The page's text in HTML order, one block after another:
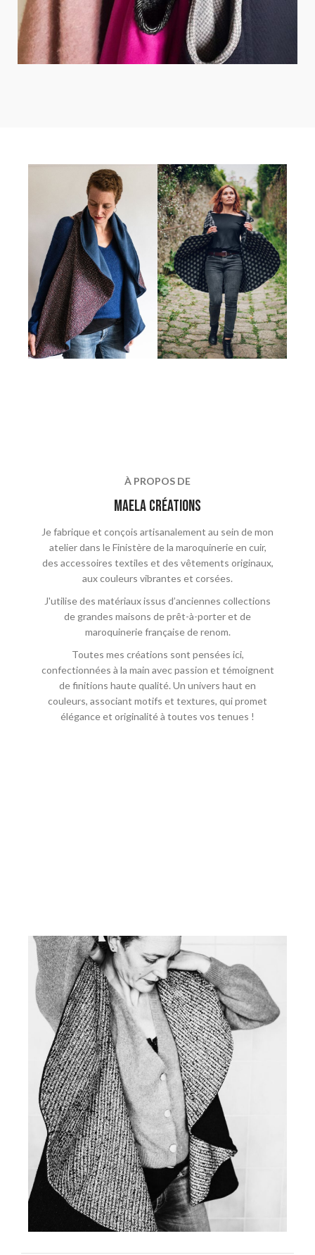
À PROPOS DE
maela crÉations
Je fabrique et conçois artisanalement au sein de mon
atelier dans le Finistère de la maroquinerie en cuir,
des accessoires textiles et des vêtements originaux,
aux couleurs vibrantes et corsées.
J'utilise des matériaux issus d’anciennes collections
de grandes maisons de prêt-à-porter et de
maroquinerie française de renom.
Toutes mes créations sont pensées ici,
confectionnées à la main avec passion et témoignent
de finitions haute qualité. Un univers haut en
couleurs, associant motifs et textures, qui promet
élégance et originalité à toutes vos tenues !